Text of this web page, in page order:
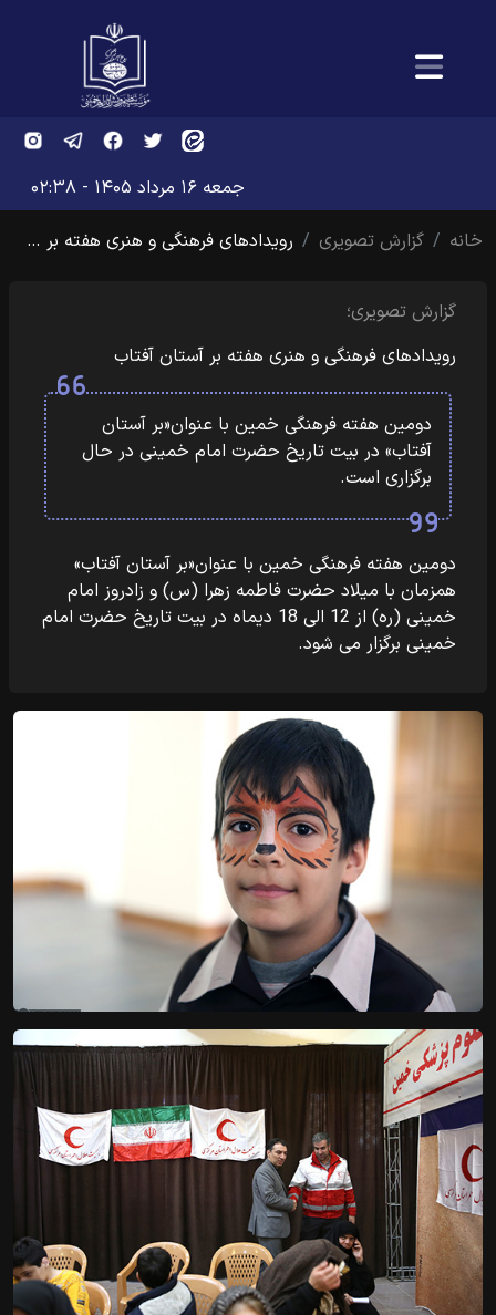
جمعه ۱۶ مرداد ۱۴۰۵ - ۰۲:۳۸
خانه
گزارش تصویری رویدادهای فرهنگی و هنری هفته بر …
گزارش تصویری؛
رویدادهای فرهنگی و هنری هفته بر آستان آفتاب
دومین هفته فرهنگی خمین با عنوان«بر آستان
آفتاب» در بیت تاریخ حضرت امام خمینی در حال
برگزاری است.
دومین هفته فرهنگی خمین با عنوان«بر آستان آفتاب»
همزمان با میلاد حضرت فاطمه زهرا (س) و زادروز امام
خمینی (ره) از 12 الی 18 دیماه در بیت تاریخ حضرت امام
خمینی برگزار می شود.